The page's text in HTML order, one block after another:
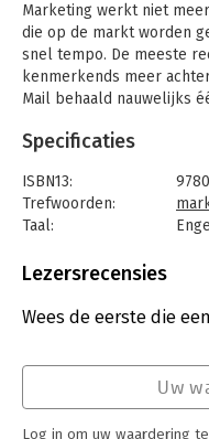
Marketing werkt niet
die op de markt worden
snel tempo. De meeste
kenmerkends meer
Mail behaald nauwelijks
plaats van krachtige
de marketingafdeling
Waarom werkt marketing
de tien ergste defecten in
Specificaties
ISBN13:
Trefwoorden:
Taal:
Aantal pagina's:
Druk:
1
Lezersrecensies
Wees de eerste die
Uw
Log in om uw waardering